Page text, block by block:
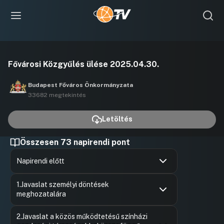
Fővárosi Közgyűlés ülése 2025.04.30.
Budapest Főváros Önkormányzata
33682 megtekintés
Letöltés
Összesen 73 napirendi pont
Napirendi előtt
1.Javaslat személyi döntések
meghozatalára
2.Javaslat a közös működtetésű színházi